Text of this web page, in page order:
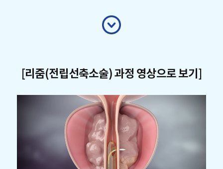
[리줌(전립선축소술) 과정 영상으로 보기]